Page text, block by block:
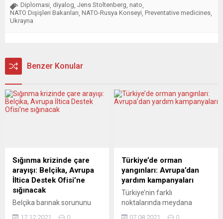
Diplomasi diyalog Jens Stoltenberg nato
NATO Dışişleri Bakanları NATO-Rusya Konseyi Preventative medicines
Ukrayna
Benzer Konular
Sığınma krizinde çare
arayışı: Belçika, Avrupa
İltica Destek Ofisi’ne
sığınacak
Belçika barınak sorununu
17.12.2021
0
Türkiye’de orman
yangınları: Avrupa’dan
yardım kampanyaları
Türkiye’nin farklı
noktalarında meydana
07.08.2021
0